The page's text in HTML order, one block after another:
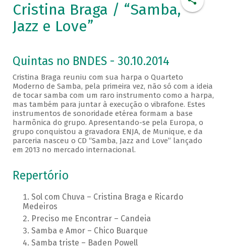
Cristina Braga / “Samba,
Jazz e Love”
Quintas no BNDES - 30.10.2014
Cristina Braga reuniu com sua harpa o Quarteto
Moderno de Samba, pela primeira vez, não só com a ideia
de tocar samba com um raro instrumento como a harpa,
mas também para juntar à execução o vibrafone. Estes
instrumentos de sonoridade etérea formam a base
harmônica do grupo. Apresentando-se pela Europa, o
grupo conquistou a gravadora ENJA, de Munique, e da
parceria nasceu o CD “Samba, Jazz and Love” lançado
em 2013 no mercado internacional.
Repertório
Sol com Chuva – Cristina Braga e Ricardo
Medeiros
Preciso me Encontrar – Candeia
Samba e Amor – Chico Buarque
Samba triste – Baden Powell